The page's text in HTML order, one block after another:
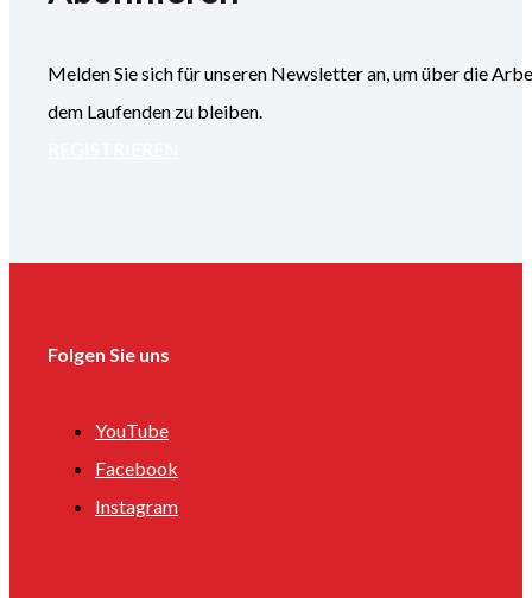
Melden Sie sich für unseren Newsletter an, um über die
dem Laufenden zu bleiben.
Folgen Sie uns
YouTube
Facebook
Instagram